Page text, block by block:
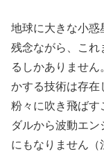
地球に大きな小惑
残念ながら、これ
るしかありませ
かする技術は存在
粉々に吹き飛ばす
ダルから波動エン
にもなりません（